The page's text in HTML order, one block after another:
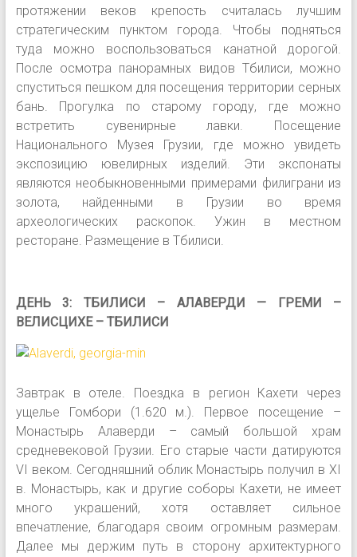
протяжении веков крепость считалась лучшим
стратегическим пунктом города. Чтобы подняться
туда можно воспользоваться канатной дорогой.
После осмотра панорамных видов Тбилиси, можно
спуститься пешком для посещения территории серных
бань. Прогулка по старому городу, где можно
встретить сувенирные лавки. Посещение
Национального Музея Грузии, где можно увидеть
экспозицию ювелирных изделий. Эти экспонаты
являются необыкновенными примерами филиграни из
золота, найденными в Грузии во время
археологических раскопок. Ужин в местном
ресторане. Размещение в Тбилиси.
ДЕНЬ 3: ТБИЛИСИ – АЛАВЕРДИ — ГРЕМИ –
ВЕЛИСЦИХЕ – ТБИЛИСИ
Завтрак в отеле. Поездка в регион Кахети через
ущелье Гомбори (1.620 м.). Первое посещение –
Монастырь Алаверди – самый большой храм
средневековой Грузии. Его старые части датируются
VI веком. Сегодняшний облик Монастырь получил в XI
в. Монастырь, как и другие соборы Кахети, не имеет
много украшений, хотя оставляет сильное
впечатление, благодаря своим огромным размерам.
Далее мы держим путь в сторону архитектурного